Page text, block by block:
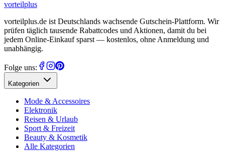
vorteilplus
vorteilplus.de ist Deutschlands wachsende Gutschein-Plattform. Wir
prüfen täglich tausende Rabattcodes und Aktionen, damit du bei
jedem Online-Einkauf sparst — kostenlos, ohne Anmeldung und
unabhängig.
Folge uns:
Kategorien
Mode & Accessoires
Elektronik
Reisen & Urlaub
Sport & Freizeit
Beauty & Kosmetik
Alle Kategorien